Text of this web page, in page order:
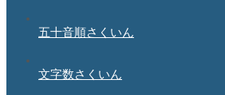
五十音順さくいん
文字数さくいん